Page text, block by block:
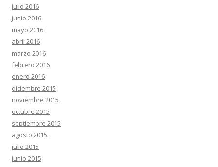
julio 2016
junio 2016
mayo 2016
abril 2016
marzo 2016
febrero 2016
enero 2016
diciembre 2015
noviembre 2015
octubre 2015
septiembre 2015
agosto 2015
julio 2015
junio 2015